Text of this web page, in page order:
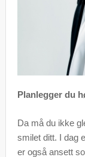
Planlegger du
Da må du ikke
smilet ditt. I dag
er også ansett